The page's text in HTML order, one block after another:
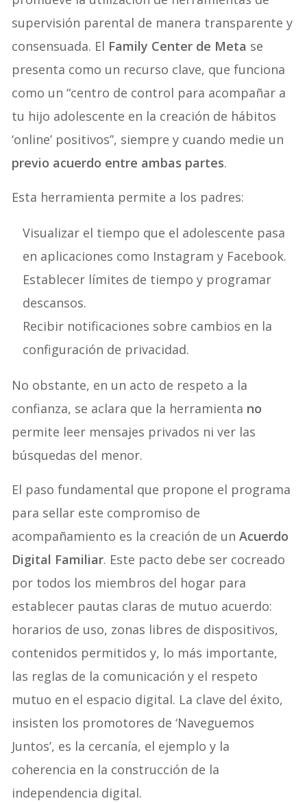
supervisión parental de manera transparente y
consensuada. El Family Center de Meta se
presenta como un recurso clave, que funciona
como un “centro de control para acompañar a
tu hijo adolescente en la creación de hábitos
‘online’ positivos”, siempre y cuando medie un
previo acuerdo entre ambas partes.
Esta herramienta permite a los padres:
Visualizar el tiempo que el adolescente pasa
en aplicaciones como Instagram y Facebook.
Establecer límites de tiempo y programar
descansos.
Recibir notificaciones sobre cambios en la
configuración de privacidad.
No obstante, en un acto de respeto a la
confianza, se aclara que la herramienta no
permite leer mensajes privados ni ver las
búsquedas del menor.
El paso fundamental que propone el programa
para sellar este compromiso de
acompañamiento es la creación de unAcuerdo
Digital Familiar. Este pacto debe ser cocreado
por todos los miembros del hogar para
establecer pautas claras de mutuo acuerdo:
horarios de uso, zonas libres de dispositivos,
contenidos permitidos y, lo más importante,
las reglas de la comunicación y el respeto
mutuo en el espacio digital. La clave del éxito,
insisten los promotores de ‘Naveguemos
Juntos’, es la cercanía, el ejemplo y la
coherencia en la construcción de la
independencia digital.